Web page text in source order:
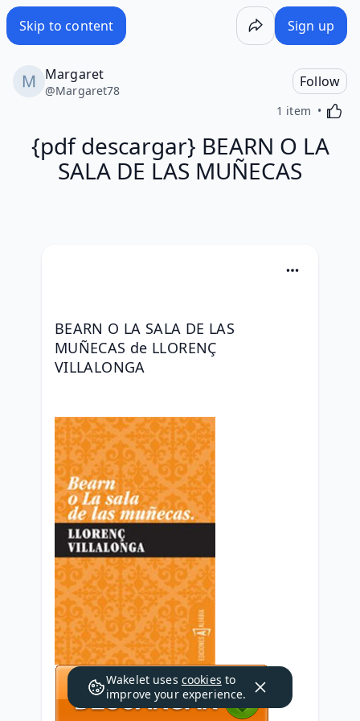
Skip to content Sign up
Margaret
@Margaret78
Follow
1 item
{pdf descargar} BEARN O LA
SALA DE LAS MUÑECAS
BEARN O LA SALA DE LAS
MUÑECAS de LLORENÇ
VILLALONGA
Wakelet uses cookies to
improve your experience.